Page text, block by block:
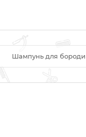
Шампунь для бороди